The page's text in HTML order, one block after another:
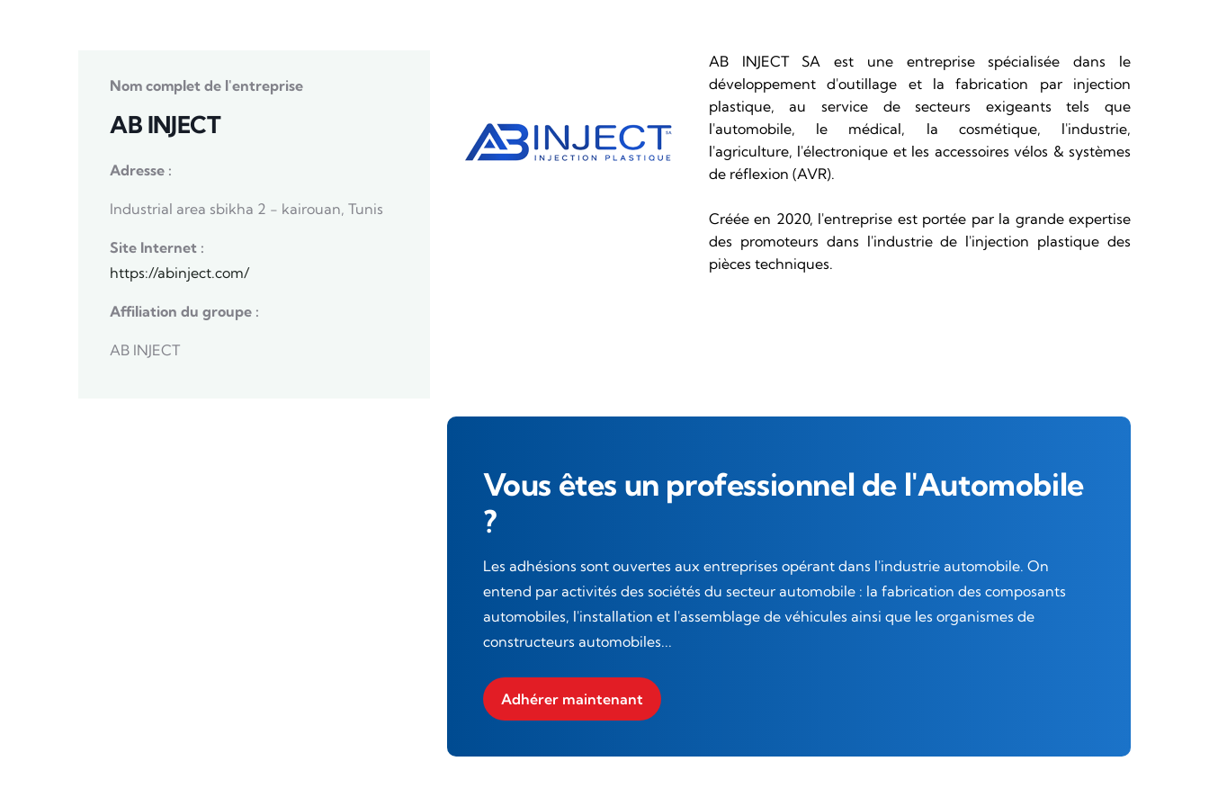
Nom complet de l'entreprise
AB INJECT
Adresse :
Industrial area sbikha 2 - kairouan, Tunis
Site Internet :
https://abinject.com/
Affiliation du groupe :
AB INJECT
AB INJECT SA est une entreprise spécialisée dans le
développement d'outillage et la fabrication par injection
plastique, au service de secteurs exigeants tels que
l'automobile, le médical, la cosmétique, l'industrie,
l'agriculture, l'électronique et les accessoires vélos & systèmes
de réflexion (AVR).
Créée en 2020, l'entreprise est portée par la grande expertise
des promoteurs dans l'industrie de l'injection plastique des
pièces techniques.
Vous êtes un professionnel de l'Automobile
?
Les adhésions sont ouvertes aux entreprises opérant dans l'industrie automobile. On
entend par activités des sociétés du secteur automobile : la fabrication des composants
automobiles, l'installation et l'assemblage de véhicules ainsi que les organismes de
constructeurs automobiles...
Adhérer maintenant